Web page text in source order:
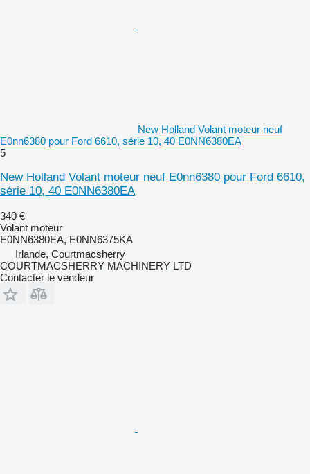
New Holland Volant moteur neuf
E0nn6380 pour Ford 6610, série 10, 40 E0NN6380EA
5
New Holland Volant moteur neuf E0nn6380 pour Ford 6610,
série 10, 40 E0NN6380EA
340 €
Volant moteur
E0NN6380EA, E0NN6375KA
Irlande, Courtmacsherry
COURTMACSHERRY MACHINERY LTD
Contacter le vendeur